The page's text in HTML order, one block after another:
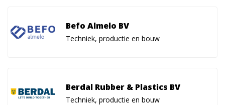
Befo Almelo BV
Techniek, productie en bouw
Berdal Rubber & Plastics BV
Techniek, productie en bouw